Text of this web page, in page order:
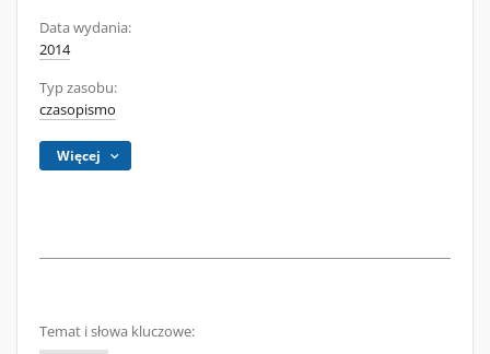
Data wydania:
2014
Typ zasobu:
czasopismo
Więcej
Temat i słowa kluczowe: